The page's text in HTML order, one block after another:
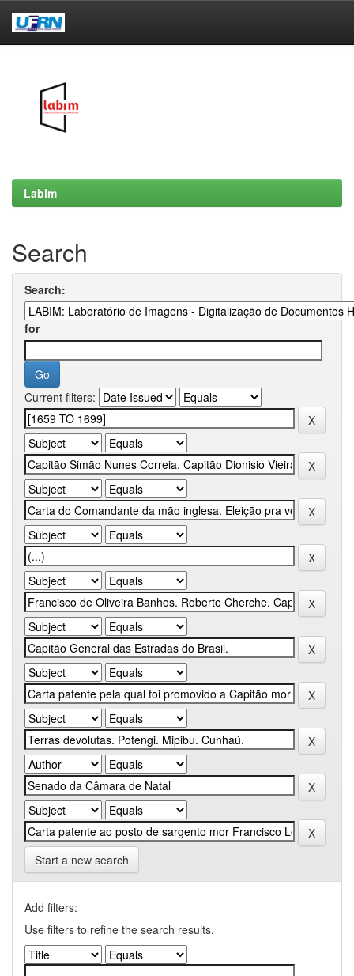
Labim
Search
Search:
for
Current filters:
Start a new search
Add filters:
Use filters to refine the search results.